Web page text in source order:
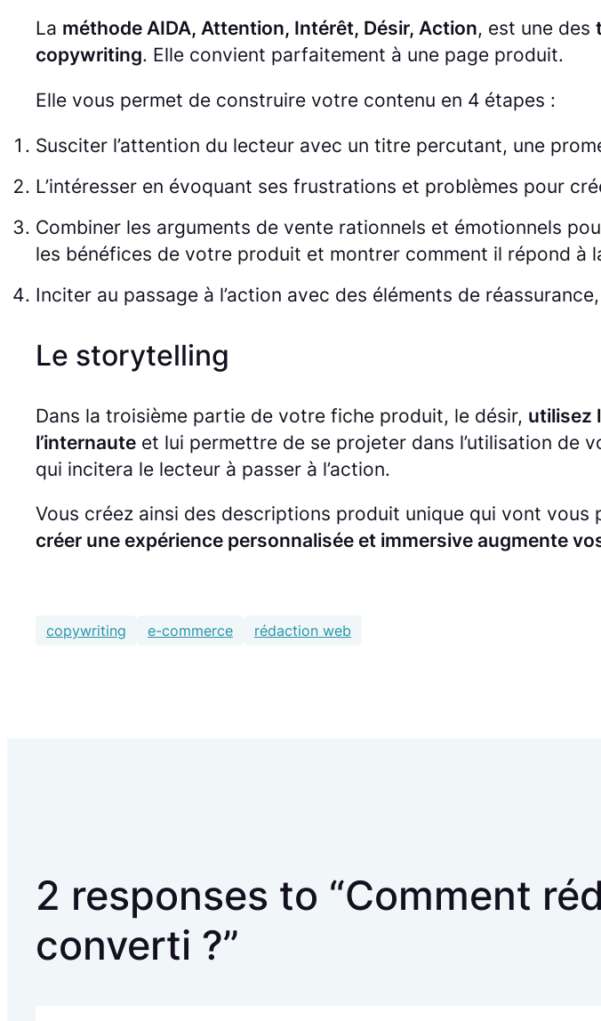
La méthode AIDA, Attention, Intérêt, Désir, Action, est une des
copywriting. Elle convient parfaitement à une page produit.
Elle vous permet de construire votre contenu en 4 étapes :
Susciter l’attention du lecteur avec un titre percutant, une
L’intéresser en évoquant ses frustrations et problèmes pour
Combiner les arguments de vente rationnels et émotionnels
les bénéfices de votre produit et montrer comment il répond à
Inciter au passage à l’action avec des éléments de
Le storytelling
Dans la troisième partie de votre fiche produit, le désir, utilisez
l’internaute et lui permettre de se projeter dans l’utilisation de
qui incitera le lecteur à passer à l’action.
Vous créez ainsi des descriptions produit unique qui vont
créer une expérience personnalisée et immersive augmente
copywriting e-commerce rédaction web
2 responses to “Comment
converti ?”